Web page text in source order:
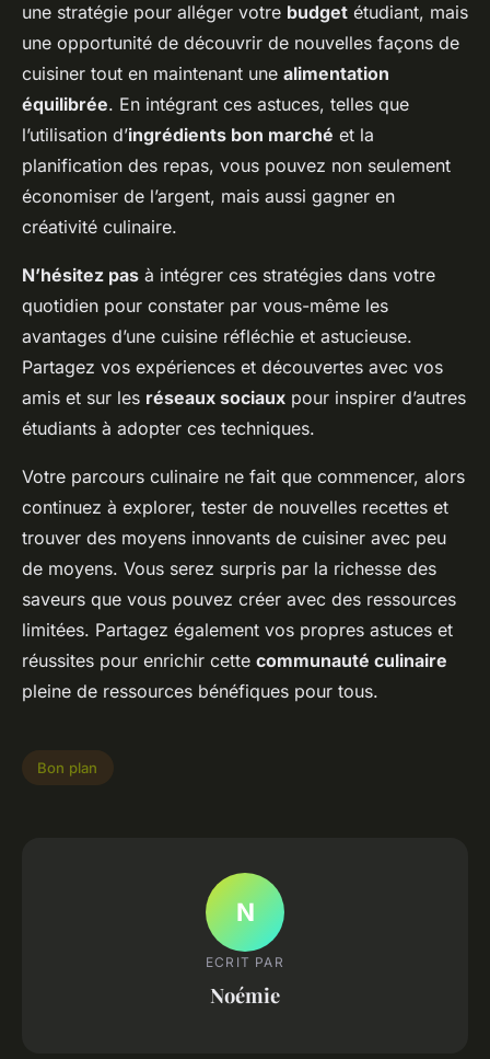
une stratégie pour alléger votre budget étudiant, mais
une opportunité de découvrir de nouvelles façons de
cuisiner tout en maintenant une alimentation
équilibrée. En intégrant ces astuces, telles que
l’utilisation d’ingrédients bon marché et la
planification des repas, vous pouvez non seulement
économiser de l’argent, mais aussi gagner en
créativité culinaire.
N’hésitez pas à intégrer ces stratégies dans votre
quotidien pour constater par vous-même les
avantages d’une cuisine réfléchie et astucieuse.
Partagez vos expériences et découvertes avec vos
amis et sur les réseaux sociaux pour inspirer d’autres
étudiants à adopter ces techniques.
Votre parcours culinaire ne fait que commencer, alors
continuez à explorer, tester de nouvelles recettes et
trouver des moyens innovants de cuisiner avec peu
de moyens. Vous serez surpris par la richesse des
saveurs que vous pouvez créer avec des ressources
limitées. Partagez également vos propres astuces et
réussites pour enrichir cette communauté culinaire
pleine de ressources bénéfiques pour tous.
Bon plan
N
ECRIT PAR
Noémie